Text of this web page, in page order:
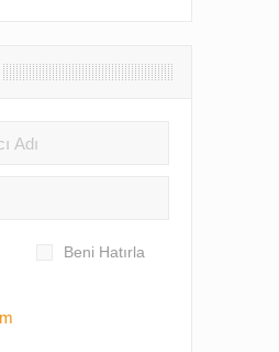
Beni Hatırla